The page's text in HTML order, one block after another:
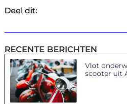
Deel dit:
RECENTE BERICHTEN
Vlot
scooter uit